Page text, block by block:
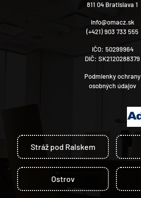
811 04 Bratislava 1
info@omacz.sk
(+421) 903 733 555
IČO: 50299964
DIČ: SK2120288379
Podmienky ochrany
osobných údajov
Stráž pod Ralskem
Ostrov